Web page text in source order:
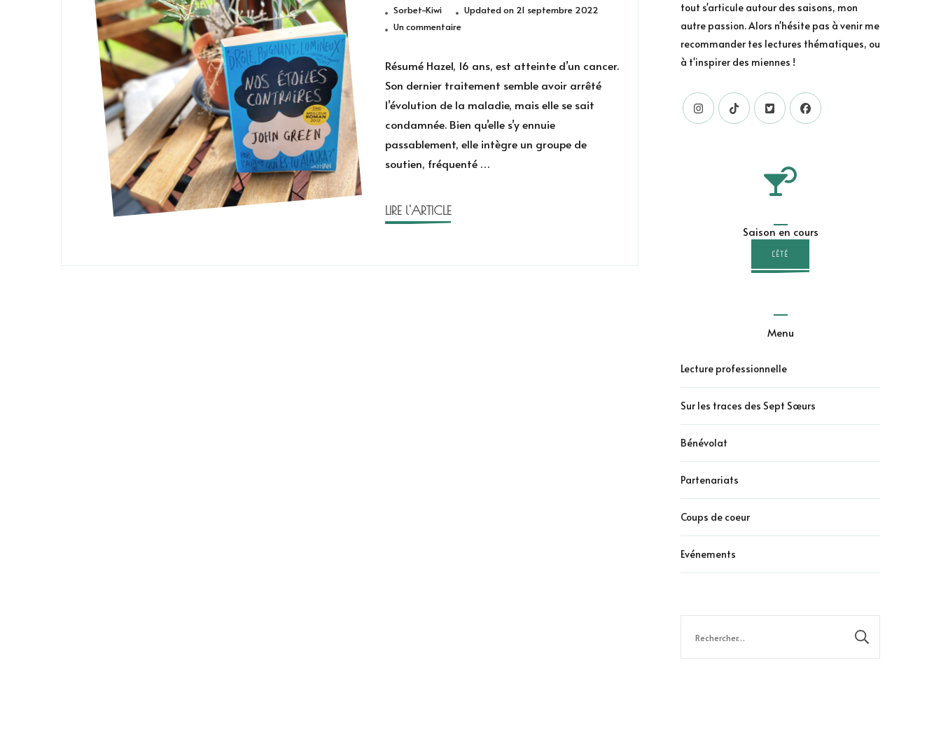
Sorbet-Kiwi Updated on 21 septembre 2022
Un commentairesur
étoiles
de
John
Green
Résumé Hazel, 16 ans, est atteinte d’un cancer.
Son dernier traitement semble avoir arrêté
l’évolution de la maladie, mais elle se sait
condamnée. Bien qu’elle s’y ennuie
passablement, elle intègre un groupe de
soutien, fréquenté …
LIRE l'ARTICLE
tout s'articule autour des saisons, mon
autre passion. Alors n'hésite pas à venir me
recommander tes lectures thématiques, ou
à t'inspirer des miennes !
Saison en cours
L'ÉTÉ
Menu
Lecture professionnelle
Sur les traces des Sept Sœurs
Bénévolat
Partenariats
Coups de coeur
Evénements